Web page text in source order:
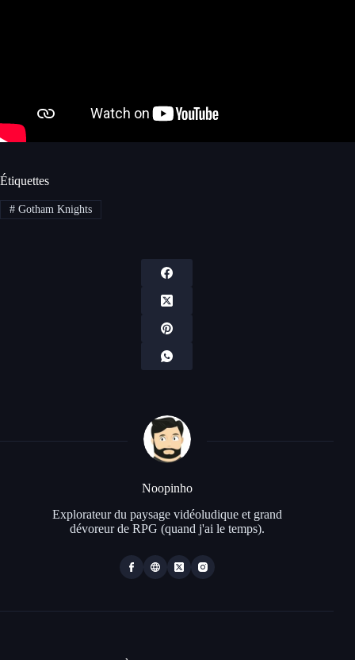
Étiquettes
#Gotham Knights
Noopinho
Explorateur du paysage vidéoludique et grand
dévoreur de RPG (quand j'ai le temps).